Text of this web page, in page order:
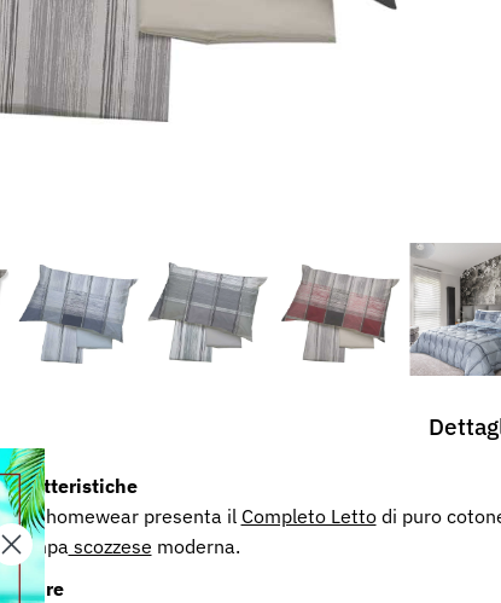
Caratteristiche
Casahomewear presenta il Completo Lettodi puro
stampa scozzese moderna.
Misure